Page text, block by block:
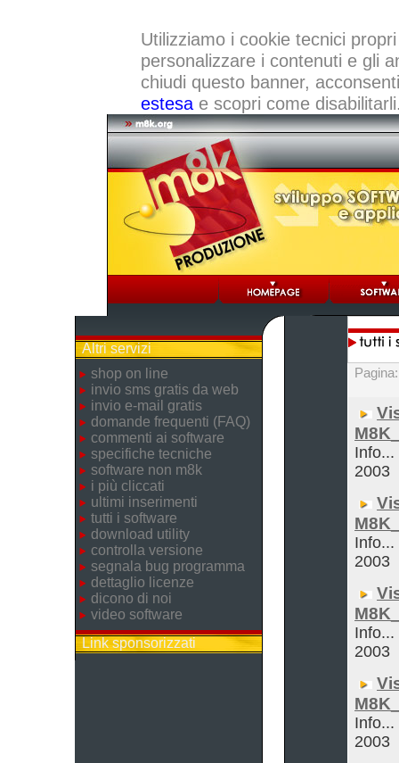
Utilizziamo i cookie tecnici
personalizzare i contenuti e gli
chiudi questo banner,
estesae scopri come
Altri servizi
shop on line
invio sms gratis da web
invio e-mail gratis
domande frequenti (FAQ)
commenti ai software
specifiche tecniche
software non m8k
i più cliccati
ultimi inserimenti
tutti i software
download utility
controlla versione
segnala bug programma
dettaglio licenze
dicono di noi
video software
Link sponsorizzati
Info...
2003
Info...
2003
Info...
2003
Info...
2003